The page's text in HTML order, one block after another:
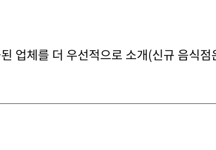
업체를 더 우선적으로 소개(신규 음식점